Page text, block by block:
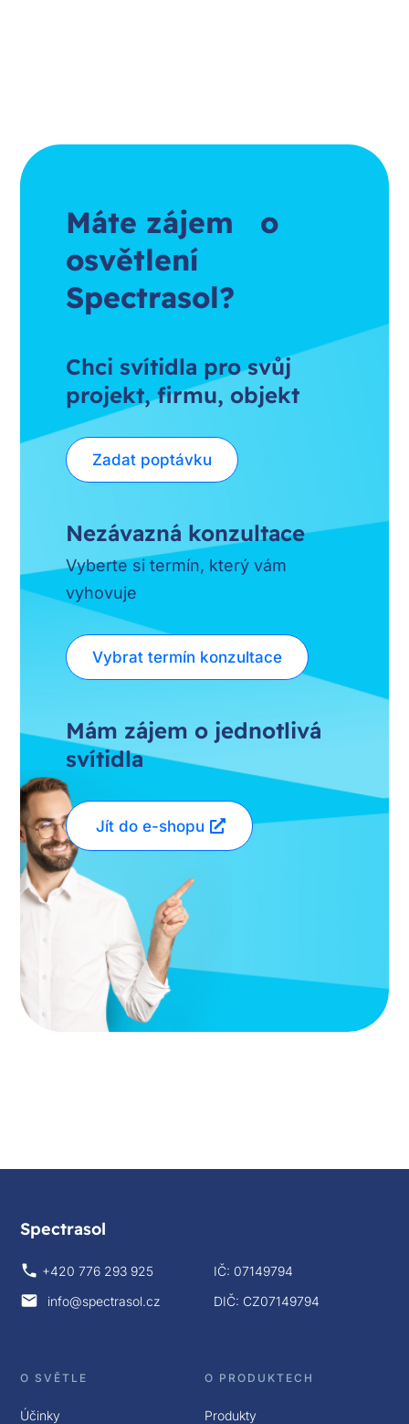
Máte zájem o
osvětlení
Spectrasol?
Chci svítidla pro svůj
projekt, firmu, objekt
Zadat poptávku
Nezávazná konzultace
Vyberte si termín, který vám
vyhovuje
Vybrat termín konzultace
Mám zájem o jednotlivá
svítidla
Jít do e-shopu
Spectrasol
+420 776 293 925
info@spectrasol.cz
IČ: 07149794
DIČ: CZ07149794
O SVĚTLE
Účinky
O PRODUKTECH
Produkty